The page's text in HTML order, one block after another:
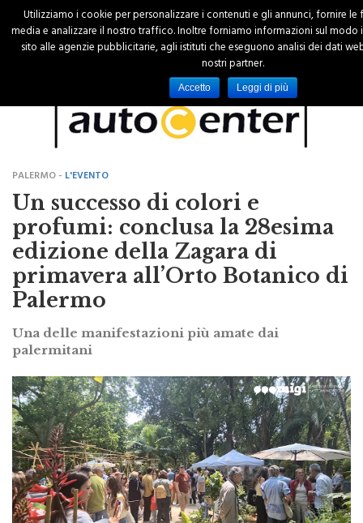
PALERMO -L'EVENTO
Un successo di colori e
profumi: conclusa la 28esima
edizione della Zagara di
primavera all’Orto Botanico di
Palermo
Una delle manifestazioni più amate dai
Utilizziamo i cookie per personalizzare i contenuti e gli annunci, fornire
media e analizzare il nostro traffico. Inoltre forniamo informazioni sul modo
sito alle agenzie pubblicitarie, agli istituti che eseguono analisi dei dati
nostri partner.
Accetto Leggi di più